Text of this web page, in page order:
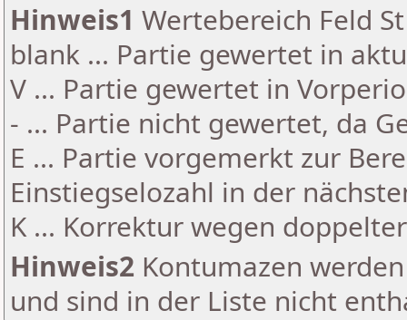
Hinweis1 Wertebereich Feld
blank ... Partie gewertet in
V ... Partie gewertet in
- ... Partie nicht gewertet, da
E ... Partie vorgemerkt zur
Einstiegselozahl in der
K ... Korrektur wegen
Hinweis2 Kontumazen
und sind in der Liste nicht